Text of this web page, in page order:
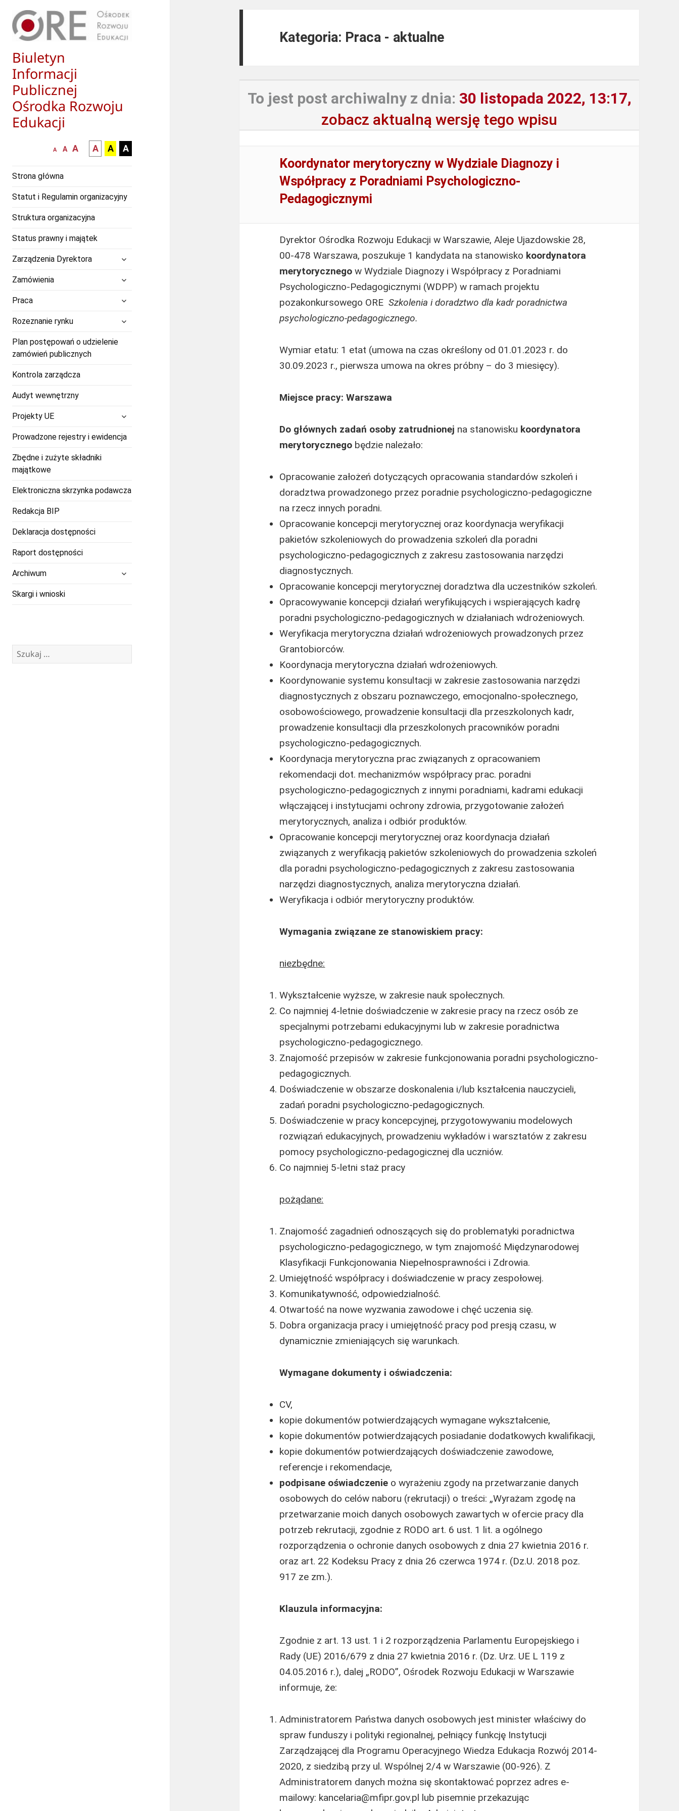
Biuletyn
Informacji
Publicznej
Ośrodka Rozwoju
Edukacji
mniejsza
A
normalna
A
większa-
czcionka
A
kontrast
czarny
białym
A
kontrast
czarny
zółtym
A
kontrast
żółty
A
Strona główna
Statut i Regulamin organizacyjny
Struktura organizacyjna
Status prawny i majątek
Zarządzenia Dyrektora
rozwiń
menu
Zamówienia
Praca
Rozeznanie rynkurozwiń
menu
potomne
Plan postępowań o udzielenie
zamówień publicznych
Kontrola zarządcza
Audyt wewnętrzny
Projekty UE
potomne
Prowadzone rejestry i ewidencja
Zbędne i zużyte składniki
majątkowe
Elektroniczna skrzynka podawcza
Redakcja BIP
Deklaracja dostępności
Raport dostępności
Archiwum
Skargi i wnioski
Szukaj:
Kategoria: Praca - aktualne
To jest post archiwalny z dnia: 30 listopada 2022, 13:17,
zobacz aktualną wersję tego wpisu
Koordynator merytoryczny w Wydziale Diagnozy i
Współpracy z Poradniami Psychologiczno-
Pedagogicznymi
Dyrektor Ośrodka Rozwoju Edukacji w Warszawie, Aleje Ujazdowskie 28,
00-478 Warszawa, poszukuje 1 kandydata na stanowisko koordynatora
merytorycznegow Wydziale Diagnozy i Współpracy z Poradniami
Psychologiczno-Pedagogicznymi (WDPP) w ramach projektu
pozakonkursowego ORESzkolenia i doradztwo dla kadr poradnictwa
psychologiczno-pedagogicznego.
Wymiar etatu: 1 etat (umowa na czas określony od 01.01.2023 r. do
30.09.2023 r., pierwsza umowa na okres próbny – do 3 miesięcy).
Miejsce pracy: Warszawa
Do głównych zadań osoby zatrudnionej na stanowisku koordynatora
merytorycznego będzie należało:
Opracowanie założeń dotyczących opracowania standardów szkoleń i
doradztwa prowadzonego przez poradnie psychologiczno-pedagogiczne
na rzecz innych poradni.
Opracowanie koncepcji merytorycznej oraz koordynacja weryfikacji
pakietów szkoleniowych do prowadzenia szkoleń dla poradni
psychologiczno-pedagogicznych z zakresu zastosowania narzędzi
diagnostycznych.
Opracowanie koncepcji merytorycznej doradztwa dla uczestników szkoleń.
Opracowywanie koncepcji działań weryfikujących i wspierających kadrę
poradni psychologiczno-pedagogicznych w działaniach wdrożeniowych.
Weryfikacja merytoryczna działań wdrożeniowych prowadzonych przez
Grantobiorców.
Koordynacja merytoryczna działań wdrożeniowych.
Koordynowanie systemu konsultacji w zakresie zastosowania narzędzi
diagnostycznych z obszaru poznawczego, emocjonalno-społecznego,
osobowościowego, prowadzenie konsultacji dla przeszkolonych kadr,
prowadzenie konsultacji dla przeszkolonych pracowników poradni
psychologiczno-pedagogicznych.
Koordynacja merytoryczna prac związanych z opracowaniem
rekomendacji dot. mechanizmów współpracy prac. poradni
psychologiczno-pedagogicznych z innymi poradniami, kadrami edukacji
włączającej i instytucjami ochrony zdrowia, przygotowanie założeń
merytorycznych, analiza i odbiór produktów.
Opracowanie koncepcji merytorycznej oraz koordynacja działań
związanych z weryfikacją pakietów szkoleniowych do prowadzenia szkoleń
dla poradni psychologiczno-pedagogicznych z zakresu zastosowania
narzędzi diagnostycznych, analiza merytoryczna działań.
Weryfikacja i odbiór merytoryczny produktów.
Wymagania związane ze stanowiskiem pracy:
niezbędne:
Wykształcenie wyższe, w zakresie nauk społecznych.
Co najmniej 4-letnie doświadczenie w zakresie pracy na rzecz osób ze
specjalnymi potrzebami edukacyjnymi lub w zakresie poradnictwa
psychologiczno-pedagogicznego.
Znajomość przepisów w zakresie funkcjonowania poradni psychologiczno-
pedagogicznych.
Doświadczenie w obszarze doskonalenia i/lub kształcenia nauczycieli,
zadań poradni psychologiczno-pedagogicznych.
Doświadczenie w pracy koncepcyjnej, przygotowywaniu modelowych
rozwiązań edukacyjnych, prowadzeniu wykładów i warsztatów z zakresu
pomocy psychologiczno-pedagogicznej dla uczniów.
Co najmniej 5-letni staż pracy
pożądane:
Znajomość zagadnień odnoszących się do problematyki poradnictwa
psychologiczno-pedagogicznego, w tym znajomość Międzynarodowej
Klasyfikacji Funkcjonowania Niepełnosprawności i Zdrowia.
Umiejętność współpracy i doświadczenie w pracy zespołowej.
Komunikatywność, odpowiedzialność.
Otwartość na nowe wyzwania zawodowe i chęć uczenia się.
Dobra organizacja pracy i umiejętność pracy pod presją czasu, w
dynamicznie zmieniających się warunkach.
Wymagane dokumenty i oświadczenia:
CV,
kopie dokumentów potwierdzających wymagane wykształcenie,
kopie dokumentów potwierdzających posiadanie dodatkowych kwalifikacji,
kopie dokumentów potwierdzających doświadczenie zawodowe,
referencje i rekomendacje,
podpisane oświadczenie o wyrażeniu zgody na przetwarzanie danych
osobowych do celów naboru (rekrutacji) o treści: „Wyrażam zgodę na
przetwarzanie moich danych osobowych zawartych w ofercie pracy dla
potrzeb rekrutacji, zgodnie z RODO art. 6 ust. 1 lit. a ogólnego
rozporządzenia o ochronie danych osobowych z dnia 27 kwietnia 2016 r.
oraz art. 22 Kodeksu Pracy z dnia 26 czerwca 1974 r. (Dz.U. 2018 poz.
917 ze zm.).
Klauzula informacyjna:
Zgodnie z art. 13 ust. 1 i 2 rozporządzenia Parlamentu Europejskiego i
Rady (UE) 2016/679 z dnia 27 kwietnia 2016 r. (Dz. Urz. UE L 119 z
04.05.2016 r.), dalej „RODO”, Ośrodek Rozwoju Edukacji w Warszawie
informuje, że:
Administratorem Państwa danych osobowych jest minister właściwy do
spraw funduszy i polityki regionalnej, pełniący funkcję Instytucji
Zarządzającej dla Programu Operacyjnego Wiedza Edukacja Rozwój 2014-
2020, z siedzibą przy ul. Wspólnej 2/4 w Warszawie (00-926). Z
Administratorem danych można się skontaktować poprzez adres e-
mailowy: kancelaria@mfipr.gov.pl lub pisemnie przekazując